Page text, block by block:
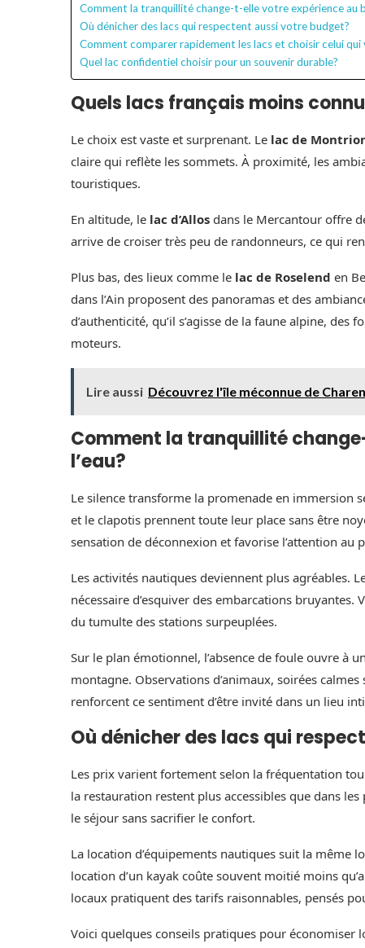
Comment la tranquillité change-t-elle votre expérience au
Où dénicher des lacs qui respectent aussi votre budget?
Comment comparer rapidement les lacs et choisir celui qui
Quel lac confidentiel choisir pour un souvenir durable?
Quels lacs français moins
Le choix est vaste et surprenant. Le lac de
claire qui reflète les sommets. À proximité, les
touristiques.
En altitude, le lac d’Allos dans le Mercantour offre
arrive de croiser très peu de randonneurs, ce qui
Plus bas, des lieux comme le lac de Roselend en
dans l’Ain proposent des panoramas et des
d’authenticité, qu’il s’agisse de la faune alpine,
moteurs.
Lire aussi Découvrez l'île méconnue de
Comment la tranquillité
l’eau?
Le silence transforme la promenade en immersion
et le clapotis prennent toute leur place sans être
sensation de déconnexion et favorise l’attention au
Les activités nautiques deviennent plus agréables.
nécessaire d’esquiver des embarcations
du tumulte des stations surpeuplées.
Sur le plan émotionnel, l’absence de foule ouvre à
montagne. Observations d’animaux, soirées
renforcent ce sentiment d’être invité dans un lieu
Où dénicher des lacs qui
Les prix varient fortement selon la fréquentation
la restauration restent plus accessibles que dans
le séjour sans sacrifier le confort.
La location d’équipements nautiques suit la même
location d’un kayak coûte souvent moitié moins
locaux pratiquent des tarifs raisonnables, pensés
Voici quelques conseils pratiques pour économiser